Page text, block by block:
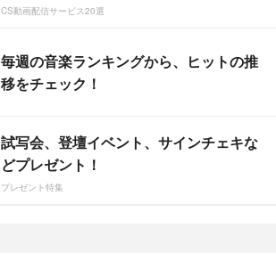
CS動画配信サービス20選
毎週の音楽ランキングから、ヒットの推
移をチェック！
試写会、登壇イベント、サインチェキな
どプレゼント！
プレゼント特集